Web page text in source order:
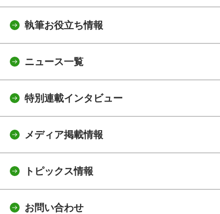
執筆お役立ち情報
ニュース一覧
特別連載インタビュー
メディア掲載情報
トピックス情報
お問い合わせ